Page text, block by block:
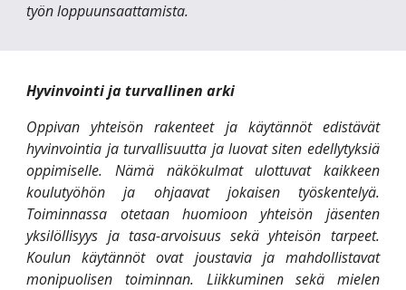
työn loppuunsaattamista.
Hyvinvointi ja turvallinen arki
Oppivan yhteisön rakenteet ja käytännöt edistävät
hyvinvointia ja turvallisuutta ja luovat siten edellytyksiä
oppimiselle. Nämä näkökulmat ulottuvat kaikkeen
koulutyöhön ja ohjaavat jokaisen työskentelyä.
Toiminnassa otetaan huomioon yhteisön jäsenten
yksilöllisyys ja tasa-arvoisuus sekä yhteisön tarpeet.
Koulun käytännöt ovat joustavia ja mahdollistavat
monipuolisen toiminnan. Liikkuminen sekä mielen